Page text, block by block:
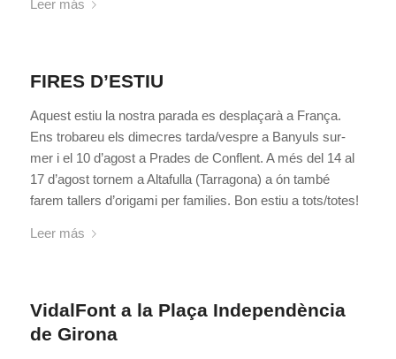
Leer más
FIRES D’ESTIU
Aquest estiu la nostra parada es desplaçarà a França.
Ens trobareu els dimecres tarda/vespre a Banyuls sur-
mer i el 10 d’agost a Prades de Conflent. A més del 14 al
17 d’agost tornem a Altafulla (Tarragona) a ón també
farem tallers d’origami per families. Bon estiu a tots/totes!
Leer más
VidalFont a la Plaça Independència
de Girona